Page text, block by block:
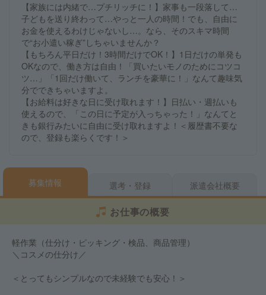
【家族には内緒で…プチリッチに！】家事も一段落して…
子どもを送り終わって…やっと一人の時間！でも、自由に
お金を使えるわけじゃないし…。なら、そのスキマ時間
で“お小遣い稼ぎ”しちゃいませんか？
【もちろん平日だけ！3時間だけでOK！】1日だけの単発も
OKなので、働き方は自由！「買いたいモノのためにコツコ
ツ…」「1回だけ働いて、ランチを豪華に！」なんて趣味気
分でできちゃいますよ。
【お給料は好きな日に受け取れます！】日払い・週払いも
使えるので、「この日に予定が入っちゃった！」なんてと
きも銀行みたいに自由に受け取れますよ！＜履歴書不要な
ので、登録も楽らくです！＞
募集情報 選考・登録 派遣会社概要
お仕事の概要
軽作業（仕分け・ピッキング・検品、商品管理）
＼コスメの仕分け／
＜とってもシンプルなので未経験でも安心！＞